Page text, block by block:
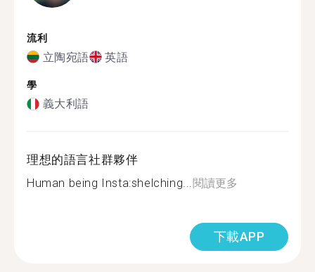
流利
立陶宛語 英語
學
義大利語
理想的語言社群夥伴
Human being Insta:shelching...閱讀更多
下載APP